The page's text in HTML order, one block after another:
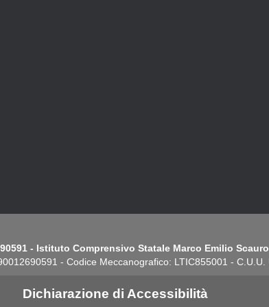
- Istituto Comprensivo Statale Marco Emilio
- Codice Meccanografico: LTIC855001 - C.U.U.
Dichiarazione di Accessibilità